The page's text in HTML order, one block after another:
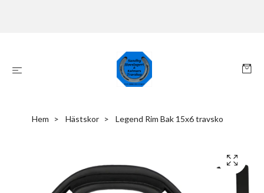
Hem Hästskor Legend Rim Bak 15x6 travsko